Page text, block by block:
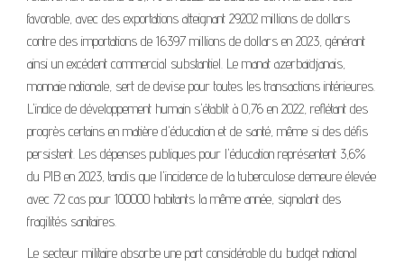
favorable, avec des exportations atteignant 29202 millions de dollars
contre des importations de 16397 millions de dollars en 2023, générant
ainsi un excédent commercial substantiel. Le manat azerbaïdjanais,
monnaie nationale, sert de devise pour toutes les transactions intérieures.
L'indice de développement humain s'établit à 0,76 en 2022, reflétant des
progrès certains en matière d'éducation et de santé, même si des défis
persistent. Les dépenses publiques pour l'éducation représentent 3,6%
du PIB en 2023, tandis que l'incidence de la tuberculose demeure élevée
avec 72 cas pour 100000 habitants la même année, signalant des
fragilités sanitaires.
Le secteur militaire absorbe une part considérable du budget national